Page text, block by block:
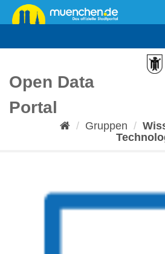
Überspringen
zum
Open Data
Portal
Gruppen